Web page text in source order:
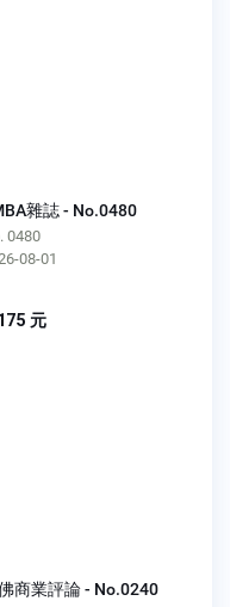
雜誌 - No.0480
0480
08-01
元
商業評論 - No.0240